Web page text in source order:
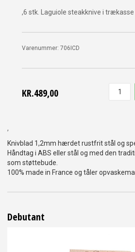
,6 stk. Laguiole steakknive i trækasse
Varenummer: 706ICD
KR.489,00
,
Knivblad 1,2mm hærdet rustfrit stål og
Håndtag i ABS eller stål og med den
som støttebude.
100% made in France og tåler
Debutant